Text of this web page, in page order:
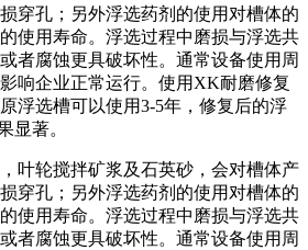
穿孔；另外浮选药剂的使用对槽体的
使用寿命。浮选过程中磨损与浮选共
者腐蚀更具破坏性。通常设备使用周
响企业正常运行。使用XK耐磨修复
浮选槽可以使用3-5年，修复后的浮
显著。
叶轮搅拌矿浆及石英砂，会对槽体产
穿孔；另外浮选药剂的使用对槽体的
使用寿命。浮选过程中磨损与浮选共
者腐蚀更具破坏性。通常设备使用周